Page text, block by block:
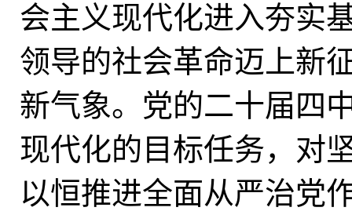
会主义现代化进入夯实
领导的社会革命迈上新
新气象。党的二十届四
现代化的目标任务，对
以恒推进全面从严治党